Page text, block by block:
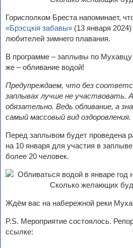
Горисполком Бреста напоминает,
«Брэсцкія забавы» (13 января
любителей зимнего плавания.
В программе – заплывы по
же – обливание водой!
Предупреждаем, что без
заплывах лучше не участвовать.
обязательно. Ведь обливание, а
самый массовый вид оздоровления.
Перед заплывом будет проведена
на 10 января для участия в
более 20 человек.
Ждём вас на набережной реки
P.S. Мероприятие состоялось.
ссылке: